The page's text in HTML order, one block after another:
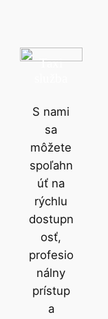
Taxi
S nami
sa
môžete
spoľahn
úť na
rýchlu
dostupn
osť,
profesio
nálny
prístup
a